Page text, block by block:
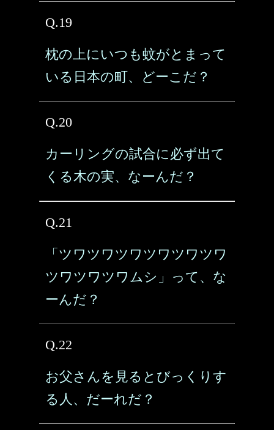
Q.19
枕の上にいつも蚊がとまって
いる日本の町、どーこだ？
Q.20
カーリングの試合に必ず出て
くる木の実、なーんだ？
Q.21
「ツワツワツワツワツワツワ
ツワツワツワムシ」って、な
ーんだ？
Q.22
お父さんを見るとびっくりす
る人、だーれだ？